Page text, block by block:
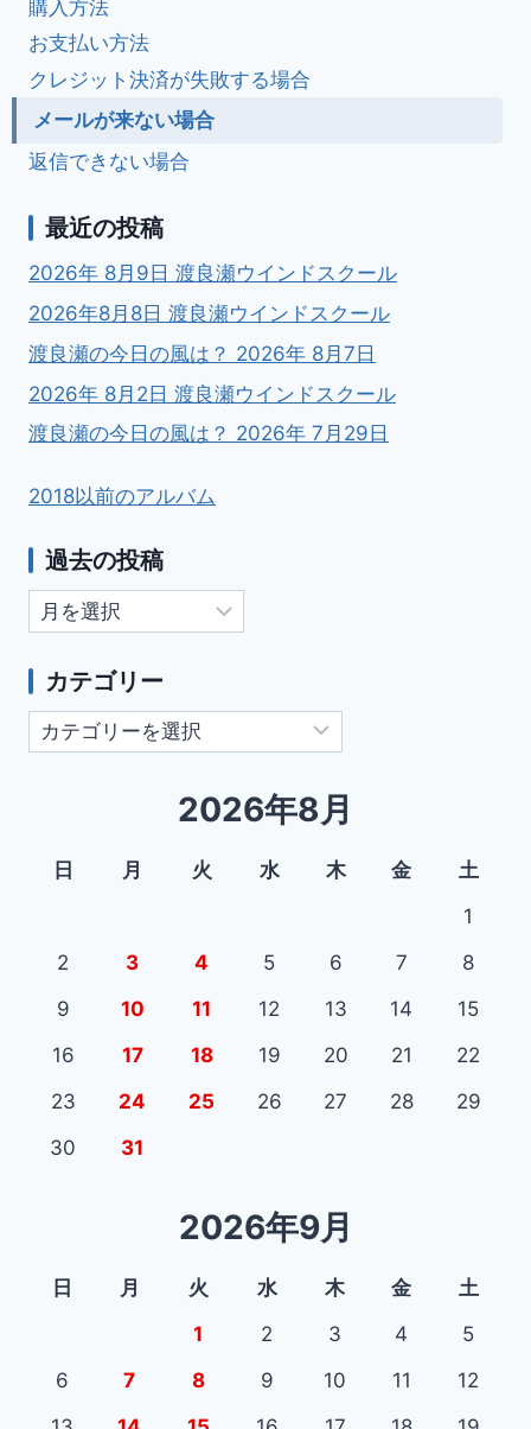
購入方法
お支払い方法
クレジット決済が失敗する場合
メールが来ない場合
返信できない場合
最近の投稿
2026年 8月9日 渡良瀬ウインドスクール
2026年8月8日 渡良瀬ウインドスクール
渡良瀬の今日の風は？ 2026年 8月7日
2026年 8月2日 渡良瀬ウインドスクール
渡良瀬の今日の風は？ 2026年 7月29日
2018以前のアルバム
過去の投稿
過
去
の
投
稿
カテゴリー
カ
テ
2026年8月
日 月 火 水 木 金
土
1
2
3 4 5 6 7
8
9
10 11 12 13 14
15
16
17 18 19 20 21
22
23
24 25 26 27 28
29
30
31
2026年9月
日 月 火 水 木 金
土
1
2 3 4
5
6
7 8 9 10 11
12